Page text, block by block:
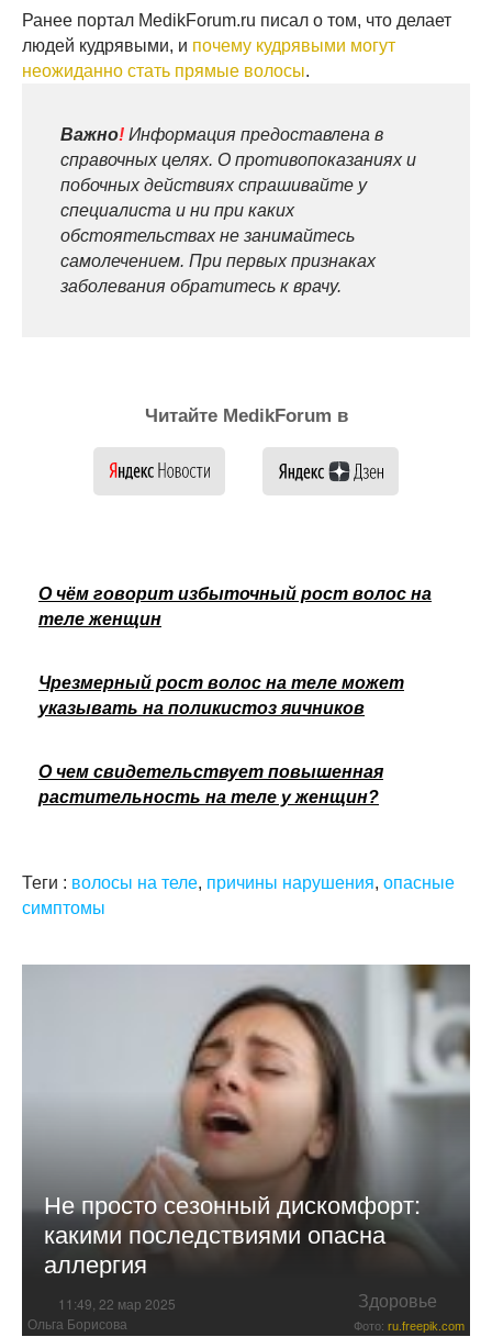
Ранее портал MedikForum.ru писал о том, что делает
людей кудрявыми, и почему кудрявыми могут
неожиданно стать прямые волосы.
Важно! Информация предоставлена в
справочных целях. О противопоказаниях и
побочных действиях спрашивайте у
специалиста и ни при каких
обстоятельствах не занимайтесь
самолечением. При первых признаках
заболевания обратитесь к врачу.
Читайте MedikForum в
О чём говорит избыточный рост волос на
теле женщин
Чрезмерный рост волос на теле может
указывать на поликистоз яичников
О чем свидетельствует повышенная
растительность на теле у женщин?
Теги : волосы на теле, причины нарушения, опасные
симптомы
Не просто сезонный дискомфорт:
какими последствиями опасна
аллергия
11:49, 22 мар 2025 Здоровье
Ольга Борисова Фото: ru.freepik.com